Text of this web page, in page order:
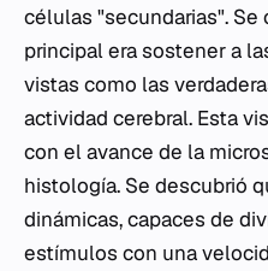
células "secundarias".
principal era sostener a
vistas como las
actividad cerebral. Esta
con el avance de la
histología. Se descubrió
dinámicas, capaces de
estímulos con una